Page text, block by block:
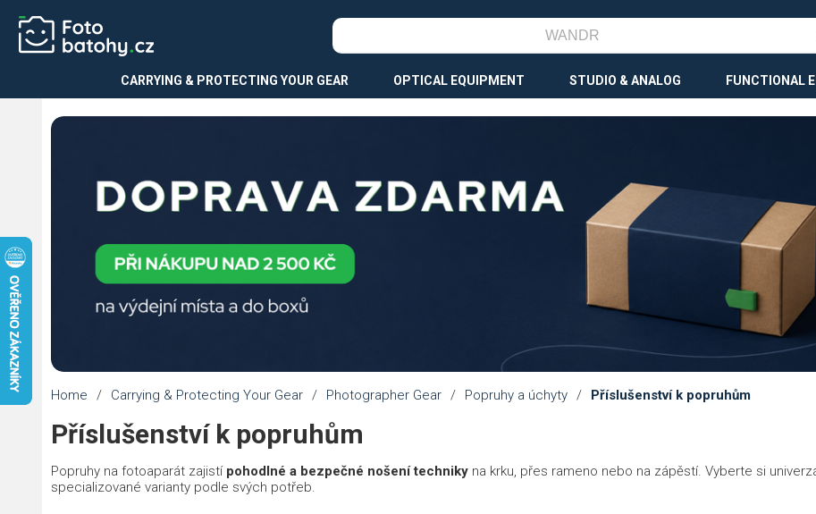
CARRYING & PROTECTING YOUR GEAR OPTICAL EQUIPMENT STUDIO & ANALOG FUNCTIONAL
Home / Carrying & Protecting Your Gear / Photographer Gear / Popruhy a úchyty / Příslušenství k popruhům
Příslušenství k popruhům
Popruhy na fotoaparát zajistí pohodlné a bezpečné nošení techniky na krku, přes rameno nebo na zápěstí. Vyberte si
specializované varianty podle svých potřeb.